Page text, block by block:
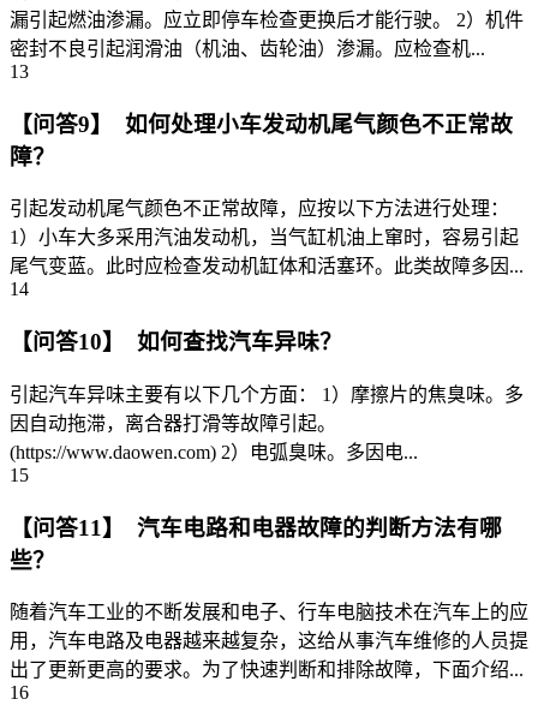
漏引起燃油渗漏。应立即停车检查更换后才能行驶。 2）机件
密封不良引起润滑油（机油、齿轮油）渗漏。应检查机...
13
【问答9】 如何处理小车发动机尾气颜色不正常故
障？
引起发动机尾气颜色不正常故障，应按以下方法进行处理：
1）小车大多采用汽油发动机，当气缸机油上窜时，容易引起
尾气变蓝。此时应检查发动机缸体和活塞环。此类故障多因...
14
【问答10】 如何查找汽车异味？
引起汽车异味主要有以下几个方面： 1）摩擦片的焦臭味。多
因自动拖滞，离合器打滑等故障引起。
(https://www.daowen.com) 2）电弧臭味。多因电...
15
【问答11】 汽车电路和电器故障的判断方法有哪
些？
随着汽车工业的不断发展和电子、行车电脑技术在汽车上的应
用，汽车电路及电器越来越复杂，这给从事汽车维修的人员提
出了更新更高的要求。为了快速判断和排除故障，下面介绍...
16